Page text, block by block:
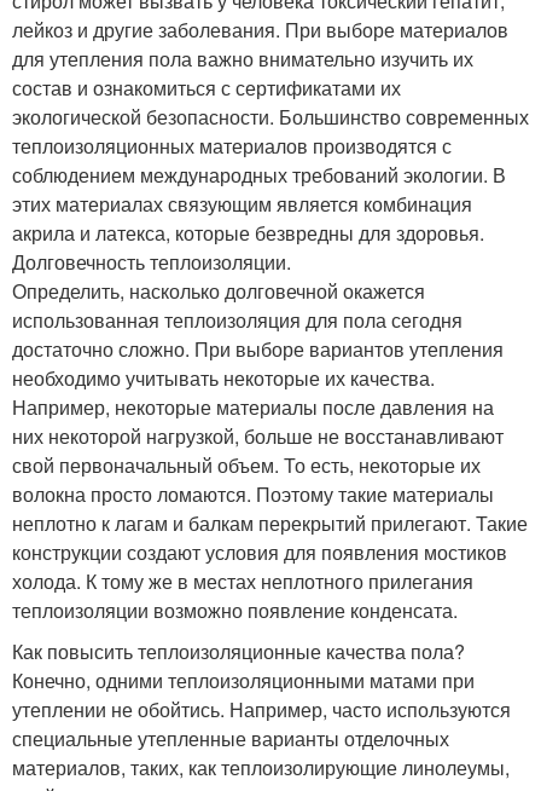
лейкоз и другие заболевания. При выборе материалов
для утепления пола важно внимательно изучить их
состав и ознакомиться с сертификатами их
экологической безопасности. Большинство современных
теплоизоляционных материалов производятся с
соблюдением международных требований экологии. В
этих материалах связующим является комбинация
акрила и латекса, которые безвредны для здоровья.
Долговечность теплоизоляции.
Определить, насколько долговечной окажется
использованная теплоизоляция для пола сегодня
достаточно сложно. При выборе вариантов утепления
необходимо учитывать некоторые их качества.
Например, некоторые материалы после давления на
них некоторой нагрузкой, больше не восстанавливают
свой первоначальный объем. То есть, некоторые их
волокна просто ломаются. Поэтому такие материалы
неплотно к лагам и балкам перекрытий прилегают. Такие
конструкции создают условия для появления мостиков
холода. К тому же в местах неплотного прилегания
теплоизоляции возможно появление конденсата.
Как повысить теплоизоляционные качества пола?
Конечно, одними теплоизоляционными матами при
утеплении не обойтись. Например, часто используются
специальные утепленные варианты отделочных
материалов, таких, как теплоизолирующие линолеумы,